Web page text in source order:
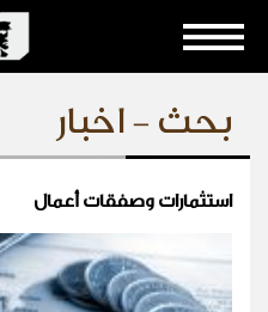
بحث - اخبار
استثمارات وصفقات أعمال